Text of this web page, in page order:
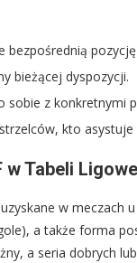
bezpośrednią
bieżącej dyspozycji.
sobie z konkretnymi
kto asystuje
w Tabeli
w meczach
a także forma
a seria dobrych